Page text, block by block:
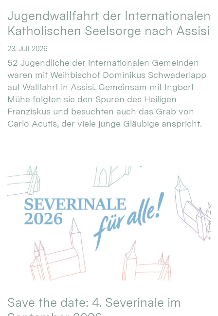
Jugendwallfahrt der Internationalen
Katholischen Seelsorge nach Assisi
23. Juli 2026
52 Jugendliche der internationalen Gemeinden
waren mit Weihbischof Dominikus Schwaderlapp
auf Wallfahrt in Assisi. Gemeinsam mit Ingbert
Mühe folgten sie den Spuren des Heiligen
Franziskus und besuchten auch das Grab von
Carlo Acutis, der viele junge Gläubige anspricht.
Save the date: 4. Severinale im